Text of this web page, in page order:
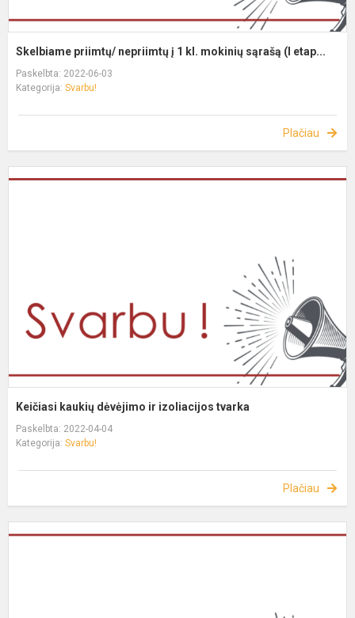
Skelbiame priimtų/ nepriimtų į 1 kl. mokinių sąrašą (I etap...
Paskelbta: 2022-06-03
Kategorija: Svarbu!
Plačiau
Keičiasi kaukių dėvėjimo ir izoliacijos tvarka
Paskelbta: 2022-04-04
Kategorija: Svarbu!
Plačiau